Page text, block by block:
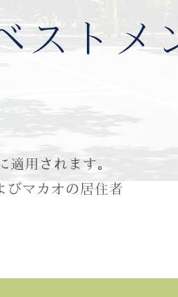
ストメ
用されます。
びマカオの居住者